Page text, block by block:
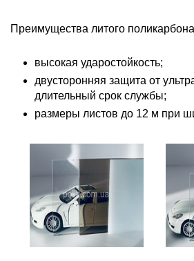
Преимущества литого
высокая ударостойкость;
двусторонняя защита от
длительный срок службы;
размеры листов до 12 м при